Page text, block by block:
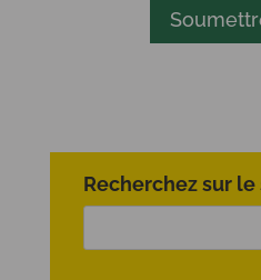
Recherchez sur le